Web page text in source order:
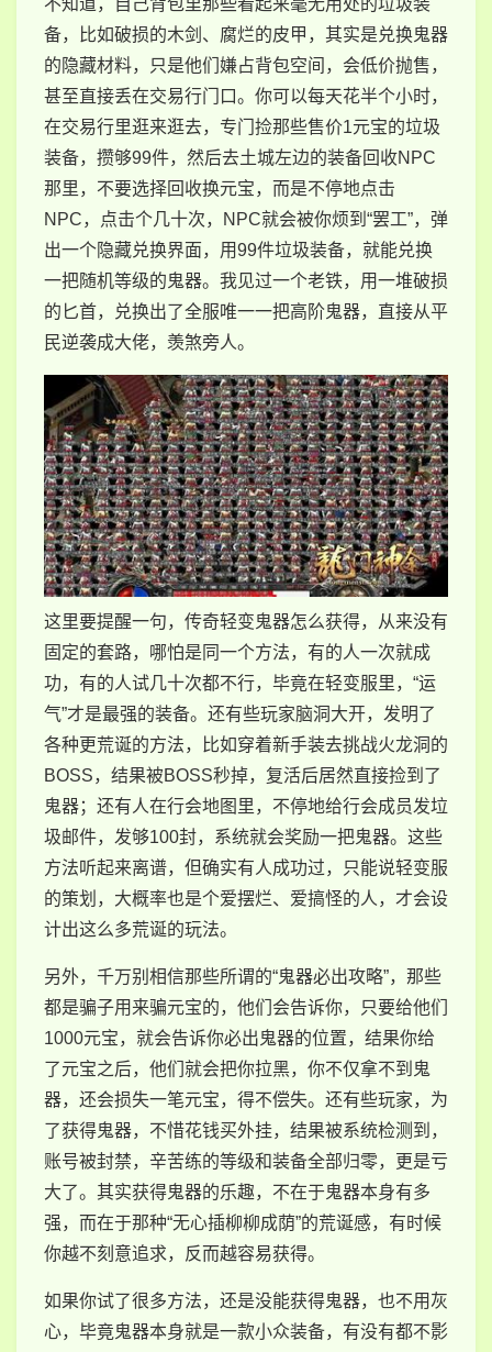
备，比如破损的木剑、腐烂的皮甲，其实是兑换鬼器
的隐藏材料，只是他们嫌占背包空间，会低价抛售，
甚至直接丢在交易行门口。你可以每天花半个小时，
在交易行里逛来逛去，专门捡那些售价1元宝的垃圾
装备，攒够99件，然后去土城左边的装备回收NPC
那里，不要选择回收换元宝，而是不停地点击
NPC，点击个几十次，NPC就会被你烦到“罢工”，弹
出一个隐藏兑换界面，用99件垃圾装备，就能兑换
一把随机等级的鬼器。我见过一个老铁，用一堆破损
的匕首，兑换出了全服唯一一把高阶鬼器，直接从平
民逆袭成大佬，羡煞旁人。
这里要提醒一句，传奇轻变鬼器怎么获得，从来没有
固定的套路，哪怕是同一个方法，有的人一次就成
功，有的人试几十次都不行，毕竟在轻变服里，“运
气”才是最强的装备。还有些玩家脑洞大开，发明了
各种更荒诞的方法，比如穿着新手装去挑战火龙洞的
BOSS，结果被BOSS秒掉，复活后居然直接捡到了
鬼器；还有人在行会地图里，不停地给行会成员发垃
圾邮件，发够100封，系统就会奖励一把鬼器。这些
方法听起来离谱，但确实有人成功过，只能说轻变服
的策划，大概率也是个爱摆烂、爱搞怪的人，才会设
计出这么多荒诞的玩法。
另外，千万别相信那些所谓的“鬼器必出攻略”，那些
都是骗子用来骗元宝的，他们会告诉你，只要给他们
1000元宝，就会告诉你必出鬼器的位置，结果你给
了元宝之后，他们就会把你拉黑，你不仅拿不到鬼
器，还会损失一笔元宝，得不偿失。还有些玩家，为
了获得鬼器，不惜花钱买外挂，结果被系统检测到，
账号被封禁，辛苦练的等级和装备全部归零，更是亏
大了。其实获得鬼器的乐趣，不在于鬼器本身有多
强，而在于那种“无心插柳柳成荫”的荒诞感，有时候
你越不刻意追求，反而越容易获得。
如果你试了很多方法，还是没能获得鬼器，也不用灰
心，毕竟鬼器本身就是一款小众装备，有没有都不影